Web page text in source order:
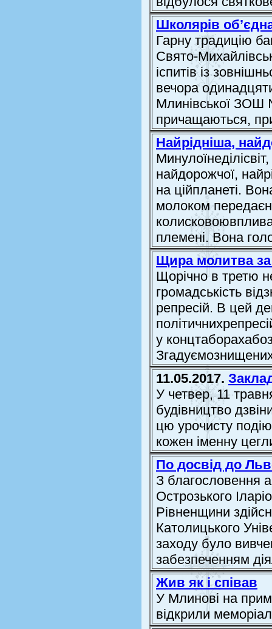
Школярів
Гарну традицію
Свято-
іспитів із
вечора
Млинівської ЗОШ
причащаються,
Найрідніша,
найдорожчої,
на ційпланеті.
молоком
племені. Вона
Щира молитва за
Щорічно в третю
громадськість
репресій. В цей
у
11.05.2017.
У четвер, 11
будівництво
цю урочисту
кожен іменну
По досвід до
З благословення
Острозького
Рівненщини
Католицького
заходу було
забезпеченням
Жив як і співав
У Млинові на
відкрили